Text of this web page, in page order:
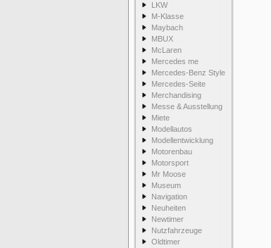
LKW
M-Klasse
Maybach
MBUX
McLaren
Mercedes me
Mercedes-Benz Style
Mercedes-Seite
Merchandising
Messe & Ausstellung
Miete
Modellautos
Modellentwicklung
Motorenbau
Motorsport
Mr Moose
Museum
Navigation
Neuheiten
Newtimer
Nutzfahrzeuge
Oldtimer